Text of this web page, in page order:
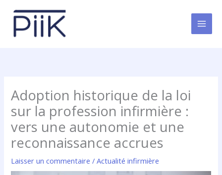
contenu
Adoption historique de la loi
sur la profession infirmière :
vers une autonomie et une
reconnaissance accrues
Laisser un commentaire /Actualité infirmière